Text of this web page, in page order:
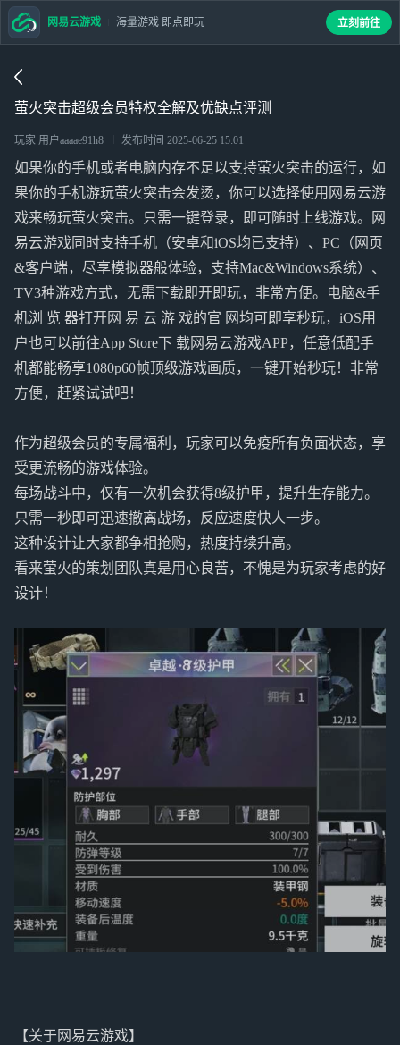
萤火突击超级会员特权全解及优缺点评测
玩家 用户aaaae91h8 发布时间 2025-06-25 15:01
如果你的手机或者电脑内存不足以支持萤火突击的运行，如
果你的手机游玩萤火突击会发烫，你可以选择使用网易云游
戏来畅玩萤火突击。只需一键登录，即可随时上线游戏。网
易云游戏同时支持手机（安卓和iOS均已支持）、PC（网页
&客户端，尽享模拟器般体验，支持Mac&Windows系统）、
TV3种游戏方式，无需下载即开即玩，非常方便。电脑&手
机浏 览 器打开网 易 云 游 戏的官 网均可即享秒玩，iOS用
户也可以前往App Store下 载网易云游戏APP，任意低配手
机都能畅享1080p60帧顶级游戏画质，一键开始秒玩！非常
方便，赶紧试试吧！
作为超级会员的专属福利，玩家可以免疫所有负面状态，享
受更流畅的游戏体验。
每场战斗中，仅有一次机会获得8级护甲，提升生存能力。
只需一秒即可迅速撤离战场，反应速度快人一步。
这种设计让大家都争相抢购，热度持续升高。
看来萤火的策划团队真是用心良苦，不愧是为玩家考虑的好
设计！
【关于网易云游戏】
网易云游戏 海量游戏 即点即玩 立刻前往